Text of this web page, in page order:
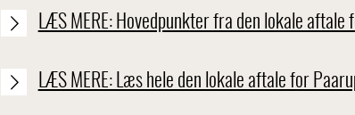
LÆS MERE: Hovedpunkter fra den lokale
LÆS MERE: Læs hele den lokale aftale for